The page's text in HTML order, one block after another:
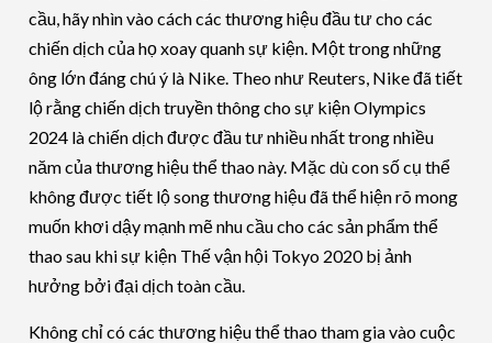
cầu, hãy nhìn vào cách các thương hiệu đầu tư cho các
chiến dịch của họ xoay quanh sự kiện. Một trong những
ông lớn đáng chú ý là Nike. Theo như Reuters, Nike đã tiết
lộ rằng chiến dịch truyền thông cho sự kiện Olympics
2024 là chiến dịch được đầu tư nhiều nhất trong nhiều
năm của thương hiệu thể thao này. Mặc dù con số cụ thể
không được tiết lộ song thương hiệu đã thể hiện rõ mong
muốn khơi dậy mạnh mẽ nhu cầu cho các sản phẩm thể
thao sau khi sự kiện Thế vận hội Tokyo 2020 bị ảnh
hưởng bởi đại dịch toàn cầu.
Không chỉ có các thương hiệu thể thao tham gia vào cuộc